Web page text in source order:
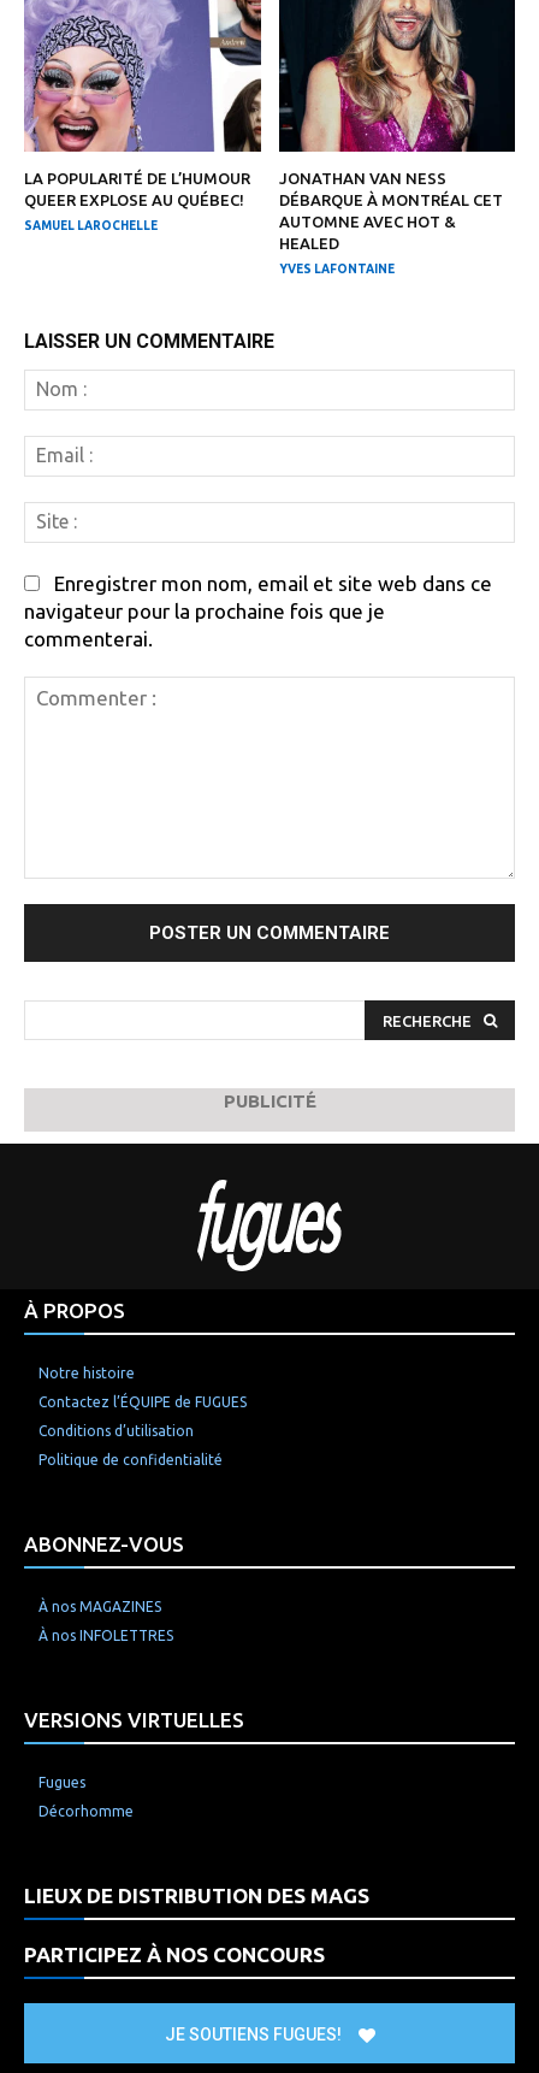
LA POPULARITÉ DE L’HUMOUR
QUEER EXPLOSE AU QUÉBEC!
SAMUEL LAROCHELLE
JONATHAN VAN NESS
DÉBARQUE À MONTRÉAL CET
AUTOMNE AVEC HOT &
HEALED
YVES LAFONTAINE
LAISSER UN COMMENTAIRE
:
:
:
Enregistrer mon nom, email et site web dans ce
navigateur pour la prochaine fois que je
commenterai.
RECHERCHE
PUBLICITÉ
À PROPOS
Notre histoire
Contactez l’ÉQUIPE de FUGUES
Conditions d’utilisation
Politique de confidentialité
ABONNEZ-VOUS
À nos MAGAZINES
À nos INFOLETTRES
VERSIONS VIRTUELLES
Fugues
Décorhomme
LIEUX DE DISTRIBUTION DES MAGS
PARTICIPEZ À NOS CONCOURS
JE SOUTIENS FUGUES!